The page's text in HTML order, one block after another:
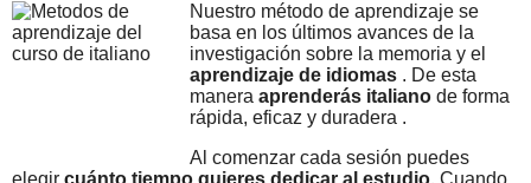
Nuestro método de aprendizaje se
basa en los últimos avances de la
investigación sobre la memoria y el
aprendizaje de idiomas . De esta
manera aprenderás italiano de forma
rápida, eficaz y duradera .
Al comenzar cada sesión puedes
elegir cuánto tiempo quieres dedicar al estudio. Cuando